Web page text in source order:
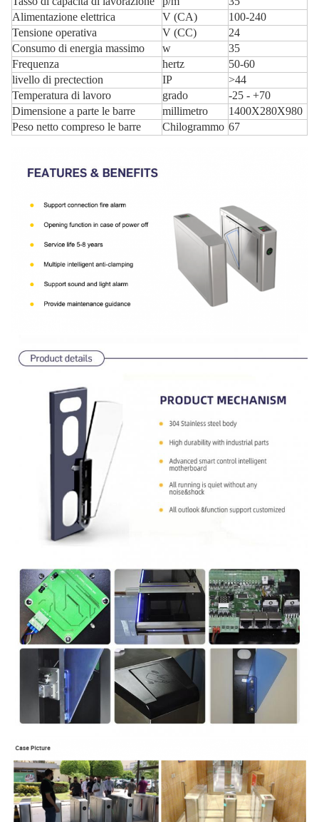
Alimentazione elettrica
V (CA)
100-240
Tensione operativa
V (CC)
24
Consumo di energia massimo
w
35
Frequenza
hertz
50-60
livello di prectection
IP
>44
Temperatura di lavoro
grado
-25 - +70
Dimensione a parte le barre
millimetro
1400X280X980
Peso netto compreso le barre
Chilogrammo 67